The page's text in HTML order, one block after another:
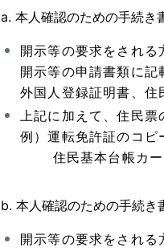
a. 本人確認のための手続き
開示等の要求をされる
開示等の申請書類に記
外国人登録証明書、
上記に加えて、住民票
例）運転免許証のコピ
住民基本台帳カー
b. 本人確認のための手続き
開示等の要求をされ